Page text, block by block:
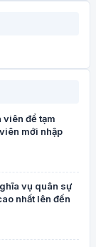
để tạm
mới nhập
vụ quân sự
nhất lên đến